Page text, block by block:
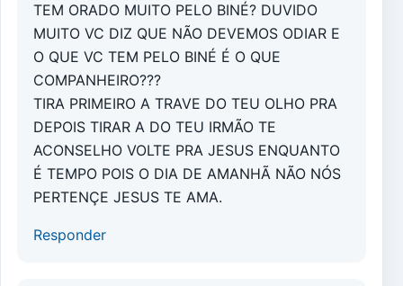
TEM ORADO MUITO PELO BINÉ? DUVIDO
MUITO VC DIZ QUE NÃO DEVEMOS ODIAR E
O QUE VC TEM PELO BINÉ É O QUE
COMPANHEIRO???
TIRA PRIMEIRO A TRAVE DO TEU OLHO PRA
DEPOIS TIRAR A DO TEU IRMÃO TE
ACONSELHO VOLTE PRA JESUS ENQUANTO
É TEMPO POIS O DIA DE AMANHÃ NÃO NÓS
PERTENÇE JESUS TE AMA.
Responder